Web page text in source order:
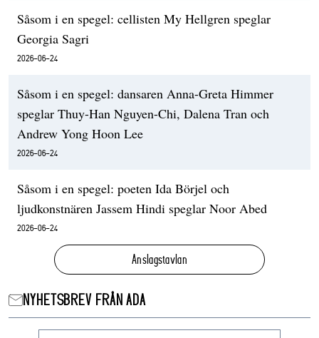
Såsom i en spegel: cellisten My Hellgren speglar
Georgia Sagri
2026-06-24
Såsom i en spegel: dansaren Anna-Greta Himmer
speglar Thuy-Han Nguyen-Chi, Dalena Tran och
Andrew Yong Hoon Lee
2026-06-24
Såsom i en spegel: poeten Ida Börjel och
ljudkonstnären Jassem Hindi speglar Noor Abed
2026-06-24
Anslagstavlan
NYHETSBREV FRÅN ADA